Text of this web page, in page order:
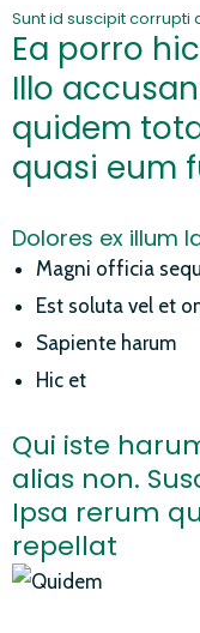
Sunt id suscipit corrupti
Ea porro
Illo
quidem
quasi eum
Dolores ex illum
Magni officia
Est soluta vel et
Sapiente harum
Hic et
Qui iste
alias non.
Ipsa rerum
repellat